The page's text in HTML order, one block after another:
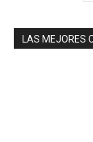
LAS MEJORES